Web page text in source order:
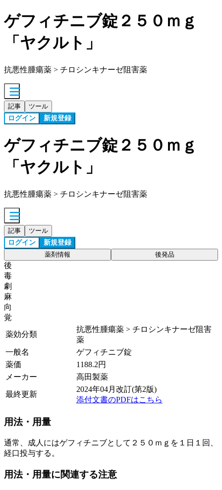
ゲフィチニブ錠２５０ｍｇ
「ヤクルト」
抗悪性腫瘍薬 > チロシンキナーゼ阻害薬
記事 ツール
ログイン 新規登録
ゲフィチニブ錠２５０ｍｇ
「ヤクルト」
抗悪性腫瘍薬 > チロシンキナーゼ阻害薬
記事 ツール
ログイン 新規登録
薬剤情報 後発品
後
毒
劇
麻
向
覚
薬効分類
抗悪性腫瘍薬 > チロシンキナーゼ阻害
薬
一般名
ゲフィチニブ錠
薬価
1188.2円
メーカー
高田製薬
最終更新
2024年04月改訂(第2版)
添付文書のPDFはこちら
用法・用量
通常、成人にはゲフィチニブとして２５０ｍｇを１日１回、
経口投与する。
用法・用量に関連する注意